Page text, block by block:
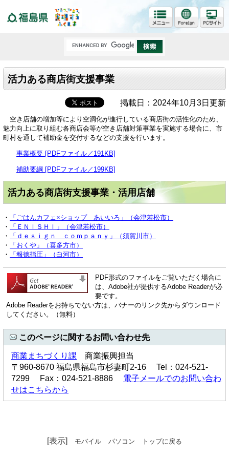
活力ある商店街支援事業
掲載日：2024年10月3日更新
空き店舗の増加等により空洞化が進行している商店街の活性化のため、
魅力向上に取り組む各商店会等が空き店舗対策事業を実施する場合に、市
町村を通して補助金を交付するなどの支援を行います。
事業概要 [PDFファイル／191KB]
補助要綱 [PDFファイル／199KB]
活力ある商店街支援事業・活用店舗
・
「ごはんカフェ×ショップ あいいろ」（会津若松市）
・
「ＥＮＩＳＨＩ」（会津若松市）
・
「ｄｅｓｉｇｎ ｃｏｍｐａｎｙ」（須賀川市）
・
「おくや」（喜多方市）
・
「報徳指圧」（白河市）
PDF形式のファイルをご覧いただく場合に
は、Adobe社が提供するAdobe Readerが必
要です。
Adobe Readerをお持ちでない方は、バナーのリンク先からダウンロード
してください。（無料）
このページに関するお問い合わせ先
商業まちづくり課 商業振興担当
〒960-8670 福島県福島市杉妻町2-16 Tel：024-521-
7299 Fax：024-521-8886 電子メールでのお問い合わ
せはこちらから
[表示] モバイル パソコン トップに戻る